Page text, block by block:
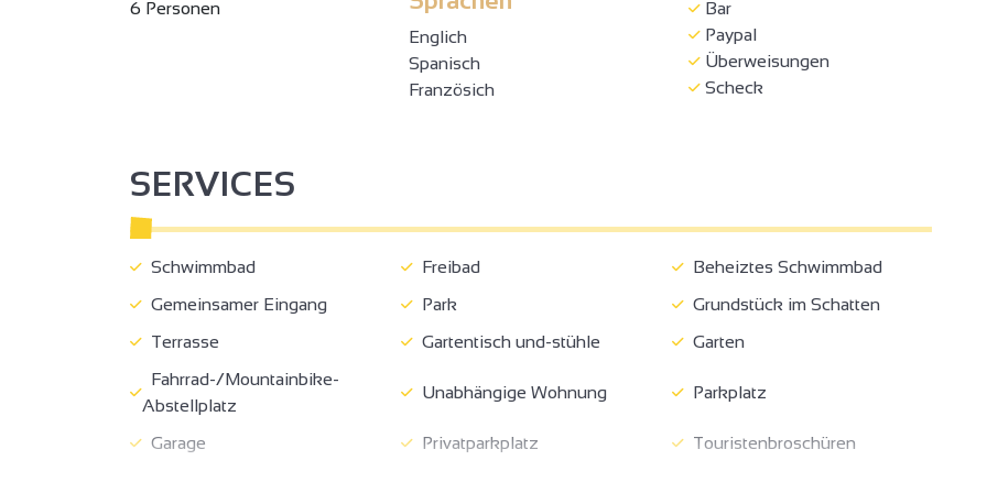
6 Personen
Englich
Spanisch
Französich
Bar
Paypal
Überweisungen
Scheck
SERVICES
Schwimmbad Freibad
Beheiztes Schwimmbad
Gemeinsamer Eingang
Park
Grundstück im Schatten
Terrasse
Gartentisch und-stühle
Garten
Fahrrad-/Mountainbike-
Abstellplatz
Unabhängige Wohnung Parkplatz
Garage Privatparkplatz
Touristenbroschüren